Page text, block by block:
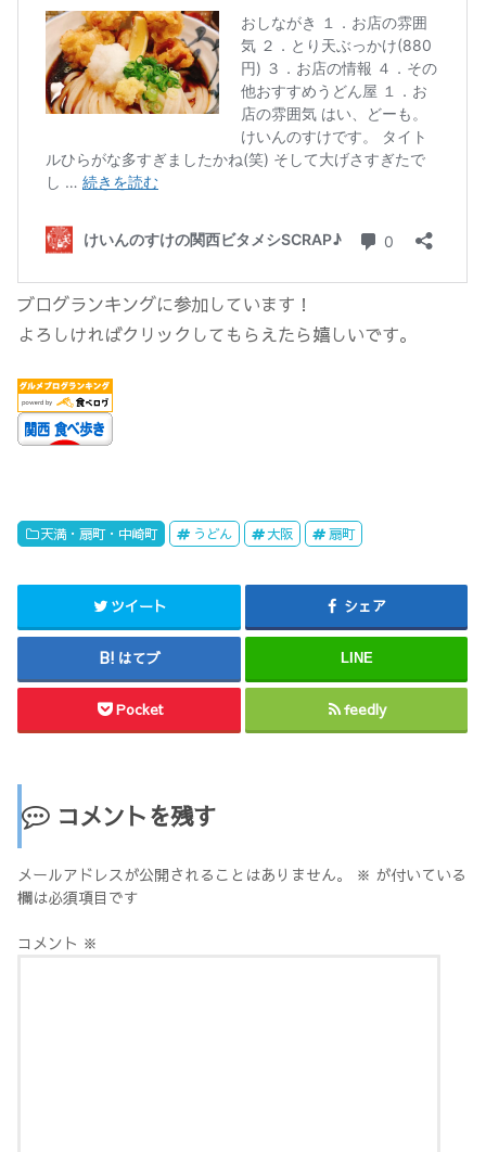
ブログランキングに参加しています！
よろしければクリックしてもらえたら嬉しいです。
天満・扇町・中崎町 うどん 大阪 扇町
ツイート シェア
はてブ LINE
Pocket feedly
コメントを残す
メールアドレスが公開されることはありません。 ※ が付いている
欄は必須項目です
コメント ※